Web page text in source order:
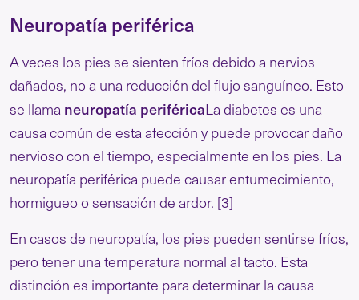
Neuropatía periférica
A veces los pies se sienten fríos debido a nervios
dañados, no a una reducción del flujo sanguíneo. Esto
se llama neuropatía periféricaLa diabetes es una
causa común de esta afección y puede provocar daño
nervioso con el tiempo, especialmente en los pies. La
neuropatía periférica puede causar entumecimiento,
hormigueo o sensación de ardor. [3]
En casos de neuropatía, los pies pueden sentirse fríos,
pero tener una temperatura normal al tacto. Esta
distinción es importante para determinar la causa